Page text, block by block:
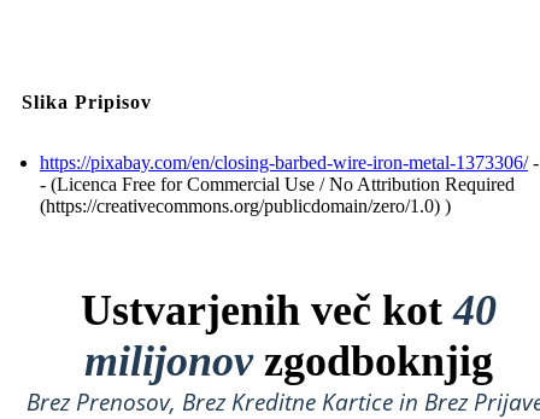
Slika Pripisov
https://pixabay.com/en/closing-barbed-wire-iron-metal-1373306/-
- (Licenca Free for Commercial Use / No Attribution Required
(https://creativecommons.org/publicdomain/zero/1.0) )
Ustvarjenih več kot40
milijonovzgodboknjig
Brez Prenosov, Brez Kreditne Kartice in Brez